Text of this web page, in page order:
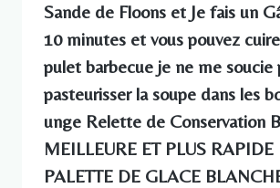
Sande de Floons et Je fais un
10 minutes et vous pouvez
pulet barbecue je ne me soucie
pasteurisser la soupe dans les
unge Relette de Conservation
MEILLEURE ET PLUS RAPIDE
PALETTE DE GLACE